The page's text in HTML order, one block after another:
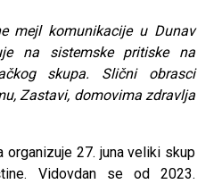
mejl komunikacije u Dunav
na sistemske pritiske na
skupa. Slični obrasci
Zastavi, domovima zdravlja
organizuje 27. juna veliki skup
Vidovdan se od 2023.